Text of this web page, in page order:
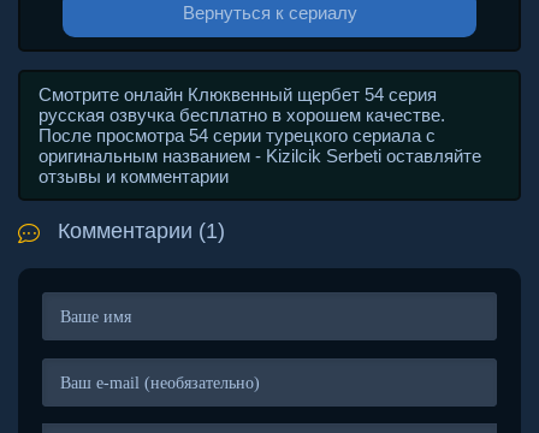
Вернуться к сериалу
Смотрите онлайн Клюквенный щербет 54 серия
русская озвучка бесплатно в хорошем качестве.
После просмотра 54 серии турецкого сериала с
оригинальным названием - Kizilcik Serbeti оставляйте
отзывы и комментарии
Комментарии (1)